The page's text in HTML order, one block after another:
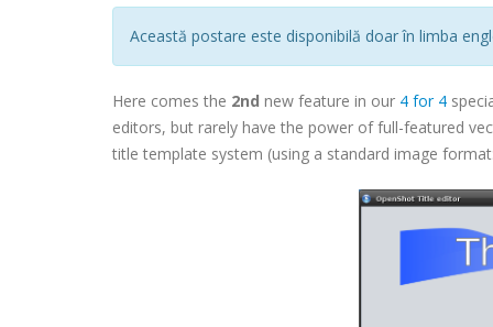
Această postare este disponibilă doar în limba
Here comes the 2nd new feature in our 4 for 4
editors, but rarely have the power of full-featured
title template system (using a standard image